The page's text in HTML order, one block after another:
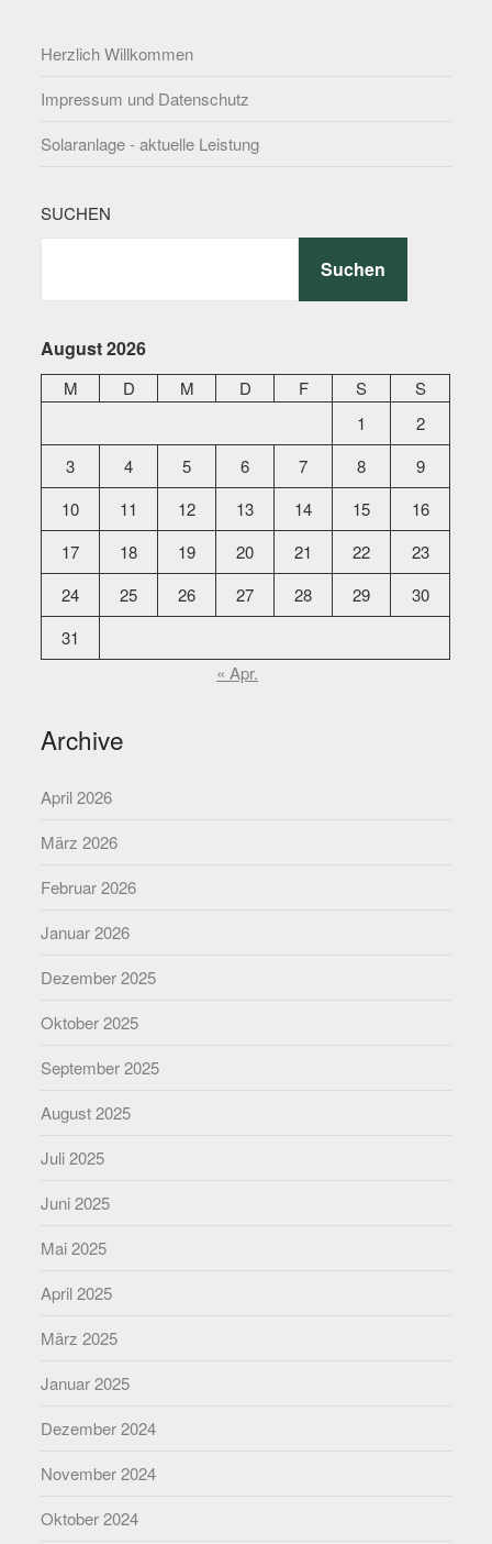
Herzlich Willkommen
Impressum und Datenschutz
Solaranlage - aktuelle Leistung
SUCHEN
Suchen
August 2026
M D M D F S
S
1
2
3
4 5 6 7 8
9
10
11 12 13 14 15
16
17
18 19 20 21 22
23
24
25 26 27 28 29
30
31
« Apr.
Archive
April 2026
März 2026
Februar 2026
Januar 2026
Dezember 2025
Oktober 2025
September 2025
August 2025
Juli 2025
Juni 2025
Mai 2025
April 2025
März 2025
Januar 2025
Dezember 2024
November 2024
Oktober 2024